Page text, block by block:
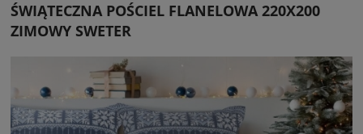
ŚWIĄTECZNA POŚCIEL FLANELOWA 220X200
ZIMOWY SWETER